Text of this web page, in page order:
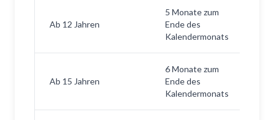
Ab 12 Jahren
5 Monate zum
Ende des
Kalendermonats
Ab 15 Jahren
6 Monate zum
Ende des
Kalendermonats